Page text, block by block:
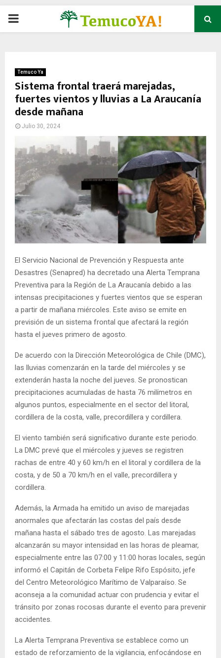
P
M
A
R
Y
M
N
U
Temuco Ya
Sistema frontal traerá marejadas,
fuertes vientos y lluvias a La Araucanía
desde mañana
Julio 30, 2024
El Servicio Nacional de Prevención y Respuesta ante
Desastres (Senapred) ha decretado una Alerta Temprana
Preventiva para la Región de La Araucanía debido a las
intensas precipitaciones y fuertes vientos que se esperan
a partir de mañana miércoles. Este aviso se emite en
previsión de un sistema frontal que afectará la región
hasta el jueves primero de agosto.
De acuerdo con la Dirección Meteorológica de Chile (DMC),
las lluvias comenzarán en la tarde del miércoles y se
extenderán hasta la noche del jueves. Se pronostican
precipitaciones acumuladas de hasta 76 milímetros en
algunos puntos, especialmente en el sector del litoral,
cordillera de la costa, valle, precordillera y cordillera.
El viento también será significativo durante este periodo.
La DMC prevé que el miércoles y jueves se registren
rachas de entre 40 y 60 km/h en el litoral y cordillera de la
costa, y de 50 a 70 km/h en el valle, precordillera y
cordillera.
Además, la Armada ha emitido un aviso de marejadas
anormales que afectarán las costas del país desde
mañana hasta el sábado tres de agosto. Las marejadas
alcanzarán su mayor intensidad en las horas de pleamar,
especialmente entre las 07:00 y 11:00 horas locales, según
informó el Capitán de Corbeta Felipe Rifo Espósito, jefe
del Centro Meteorológico Marítimo de Valparaíso. Se
aconseja a la comunidad actuar con prudencia y evitar el
tránsito por zonas rocosas durante el evento para prevenir
accidentes.
La Alerta Temprana Preventiva se establece como un
estado de reforzamiento de la vigilancia, enfocándose en